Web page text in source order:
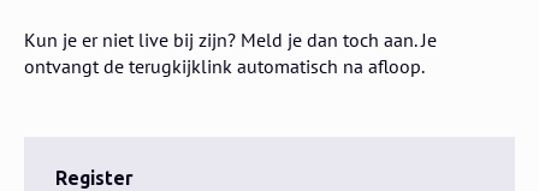
Kun je er niet live bij zijn? Meld je dan toch aan. Je
ontvangt de terugkijklink automatisch na afloop.
Register